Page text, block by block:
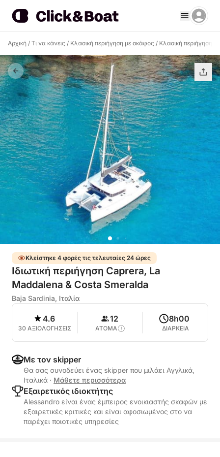
Αρχική / Τι να κάνεις / Κλασική περιήγηση με σκάφος / Κλασική περιήγηση
Κλείστηκε 4 φορές τις τελευταίες 24 ώρες
Ιδιωτική περιήγηση Caprera, La
Maddalena & Costa Smeralda
Baja Sardinia, Ιταλία
4.6
30 ΑΞΙΟΛΟΓΗΣΕΙΣ
12
ΑΤΟΜΑ
8h00
ΔΙΑΡΚΕΙΑ
Με τον skipper
Θα σας συνοδεύει ένας skipper που μιλάει Αγγλικά,
Ιταλικά · Μάθετε περισσότερα
Εξαιρετικός ιδιοκτήτης
Alessandro είναι ένας έμπειρος ενοικιαστής σκαφών με
εξαιρετικές κριτικές και είναι αφοσιωμένος στο να
παρέχει ποιοτικές υπηρεσίες